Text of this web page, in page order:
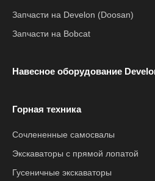
Запчасти на Develon (Doosan)
Запчасти на Bobcat
Навесное оборудование
Горная техника
Сочлененные самосвалы
Экскаваторы с прямой лопатой
Гусеничные экскаваторы